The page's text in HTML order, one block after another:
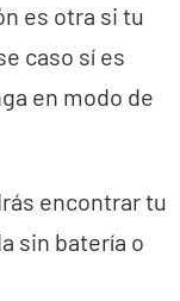
es otra si tu
caso sí es
en modo de
encontrar tu
sin batería o